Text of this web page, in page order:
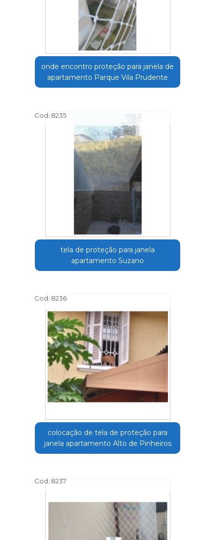
onde encontro proteção para janela de
apartamento Parque Vila Prudente
Cod.:8235
tela de proteção para janela
apartamento Suzano
Cod.:8236
colocação de tela de proteção para
janela apartamento Alto de Pinheiros
Cod.:8237